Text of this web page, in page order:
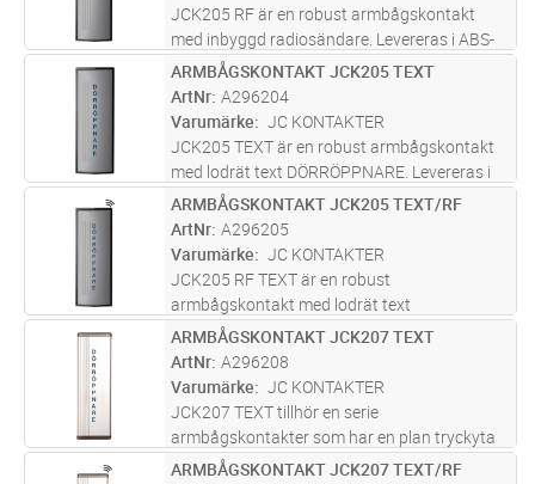
JCK205 RF är en robust armbågskontakt
med inbyggd radiosändare. Levereras i ABS-
plast med konvex tryckplatta och taktila rillor.
Rillorna underlättar för synsvaga att veta var
de ska trycka för att a...läs mer
ST Lägg i kundvagn
ARMBÅGSKONTAKT JCK205 TEXT
ArtNr A296204
Varumärke
JC KONTAKTER
JCK205 TEXT är en robust armbågskontakt
med lodrät text DÖRRÖPPNARE. Levereras i
ABS-plast med konvex tryckplatta och taktila
rillor. Rillorna underlättar för synsvaga att
veta var de ska trycka för...läs mer
ST Lägg i kundvagn
ARMBÅGSKONTAKT JCK205 TEXT/RF
ArtNr A296205
Varumärke
JC KONTAKTER
JCK205 RF TEXT är en robust
armbågskontakt med lodrät text
DÖRRÖPPNARE och inbyggd radiosändare.
Levereras i ABS-plast med konvex tryckplatta
och taktila rillor. Rillorna underlättar för
synsvaga att...läs mer
ST Lägg i kundvagn
ARMBÅGSKONTAKT JCK207 TEXT
ArtNr A296208
Varumärke
JC KONTAKTER
JCK207 TEXT tillhör en serie
armbågskontakter som har en plan tryckyta
med taktila rillor. Denna modell levereras med
ST Lägg i kundvagn
ARMBÅGSKONTAKT JCK207 TEXT/RF